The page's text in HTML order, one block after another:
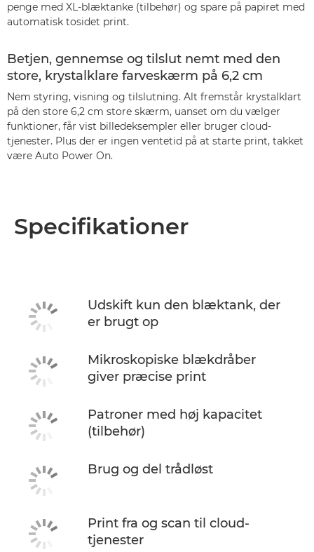
penge med XL-blæktanke (tilbehør) og spare på papiret med
automatisk tosidet print.
Betjen, gennemse og tilslut nemt med den
store, krystalklare farveskærm på 6,2 cm
Nem styring, visning og tilslutning. Alt fremstår krystalklart
på den store 6,2 cm store skærm, uanset om du vælger
funktioner, får vist billedeksempler eller bruger cloud-
tjenester. Plus der er ingen ventetid på at starte print, takket
være Auto Power On.
Specifikationer
Udskift kun den blæktank, der
er brugt op
Mikroskopiske blækdråber
giver præcise print
Patroner med høj kapacitet
(tilbehør)
Brug og del trådløst
Print fra og scan til cloud-
tjenester